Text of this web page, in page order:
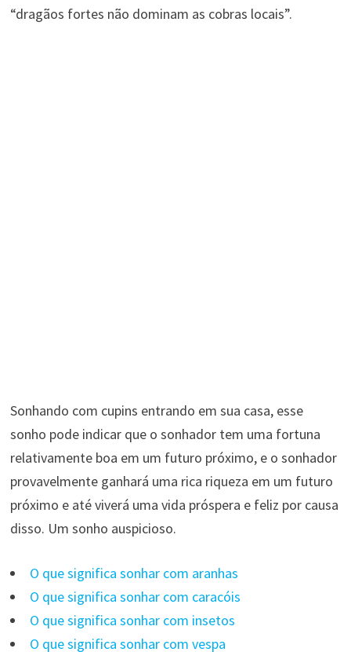
“dragãos fortes não dominam as cobras locais”.
Sonhando com cupins entrando em sua casa, esse
sonho pode indicar que o sonhador tem uma fortuna
relativamente boa em um futuro próximo, e o sonhador
provavelmente ganhará uma rica riqueza em um futuro
próximo e até viverá uma vida próspera e feliz por causa
disso. Um sonho auspicioso.
O que significa sonhar com aranhas
O que significa sonhar com caracóis
O que significa sonhar com insetos
O que significa sonhar com vespa